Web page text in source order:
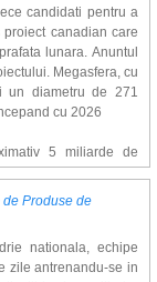
candidati pentru a
canadian care
lunara. Anuntul
Megasfera, cu
un diametru de 271
cu 2026
5 miliarde de
200 de hectare, cu
si zone rezidentiale.
unui simplu hotel
ar putea deveni
de vizitatori fiind
Produse de
nationala, echipe
zile antrenandu-se in